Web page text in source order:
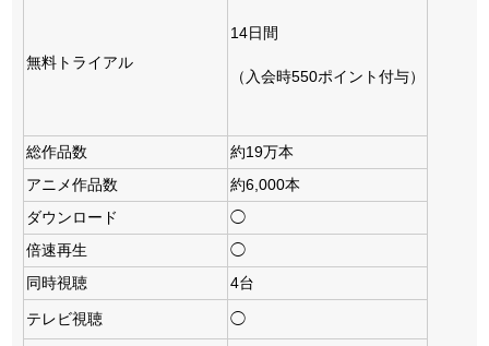
無料トライアル
14日間
（入会時550ポイント付与）
総作品数
約19万本
アニメ作品数
約6,000本
ダウンロード
◯
倍速再生
◯
同時視聴
4台
テレビ視聴 ◯